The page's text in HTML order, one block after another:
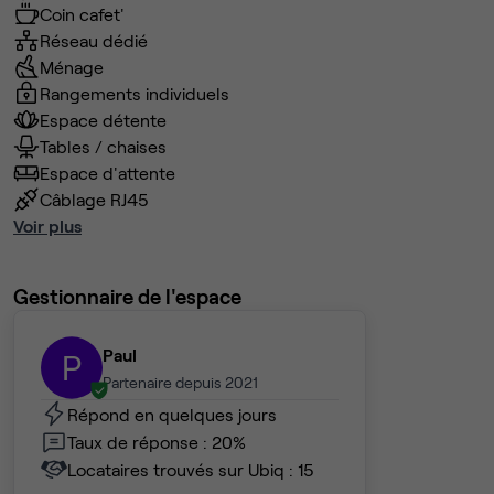
Coin cafet'
Réseau dédié
Ménage
Rangements individuels
Espace détente
Tables / chaises
Espace d'attente
Câblage RJ45
Voir plus
Gestionnaire de l'espace
P Paul
Partenaire depuis 2021
Répond en quelques jours
Taux de réponse : 20%
Locataires trouvés sur Ubiq : 15